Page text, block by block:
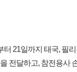
터 21일까지 태국, 필
전달하고, 참전용사